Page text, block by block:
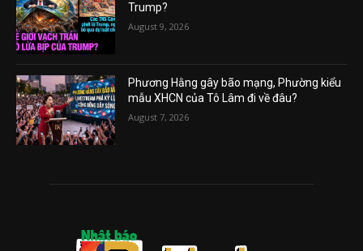
Trump?
August 9, 2026
Phương Hằng gây bão mạng, Phường kiểu
mẫu XHCN của Tô Lâm đi về đâu?
August 7, 2026